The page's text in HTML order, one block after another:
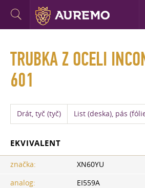
TRUBKA Z OCELI
601
Drát, tyč (tyč) List (deska), pás
EKVIVALENT
značka:
XN60YU
analog:
EI559A